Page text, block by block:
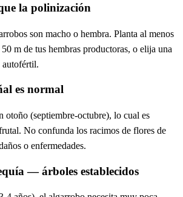
la polinización
son macho o hembra. Planta al menos
m de tus hembras productoras, o elija una
autofértil.
es normal
otoño (septiembre-octubre), lo cual es
No confunda los racimos de flores de
o enfermedades.
— árboles establecidos